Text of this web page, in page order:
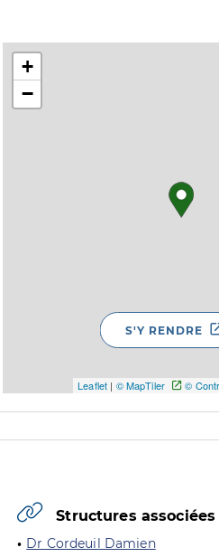
+
−
Leaflet | © MapTiler ©
S'Y RENDRE
Structures associées
Dr Cordeuil Damien